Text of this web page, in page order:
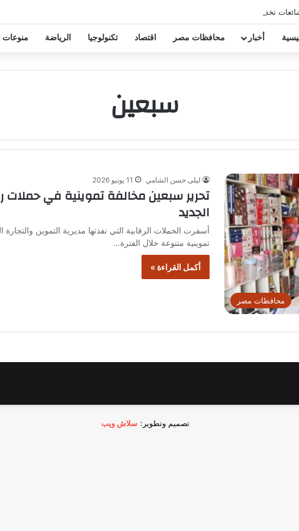
تخفيض عقود زيزو والشناوي
أخبار محافظات مصر اقتصاد تكنولوجيا الرياضة منوعات
سبعين
محافظات مصر
ليلى حسن الشامي 11 يونيو 2026
تحرير سبعين مخالفة تموينية في
الجديد
تموينية متنوعة خلال الفترة…
أكمل القراءة »
تصميم وتطوير: سلاش ويب